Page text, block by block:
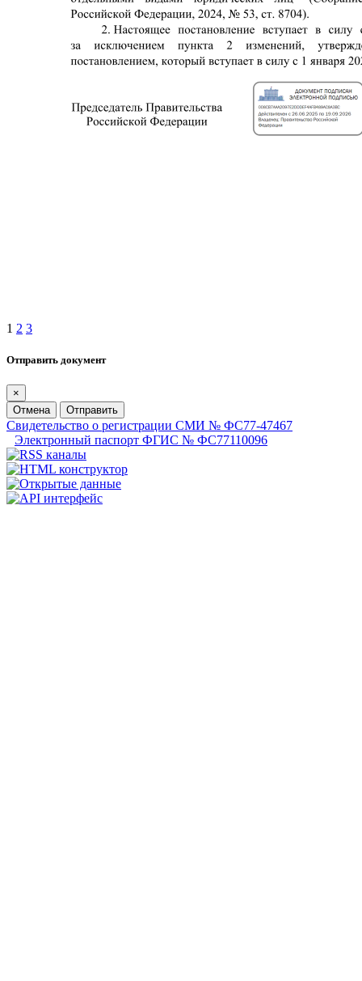
1 2 3
Отправить документ
×
Отмена
Отправить
Свидетельство о регистрации СМИ № ФС77-47467
Электронный паспорт ФГИС № ФС77110096